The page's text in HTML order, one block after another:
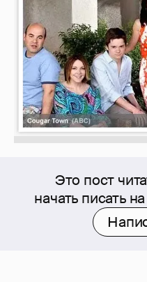
Это пост
начать писать